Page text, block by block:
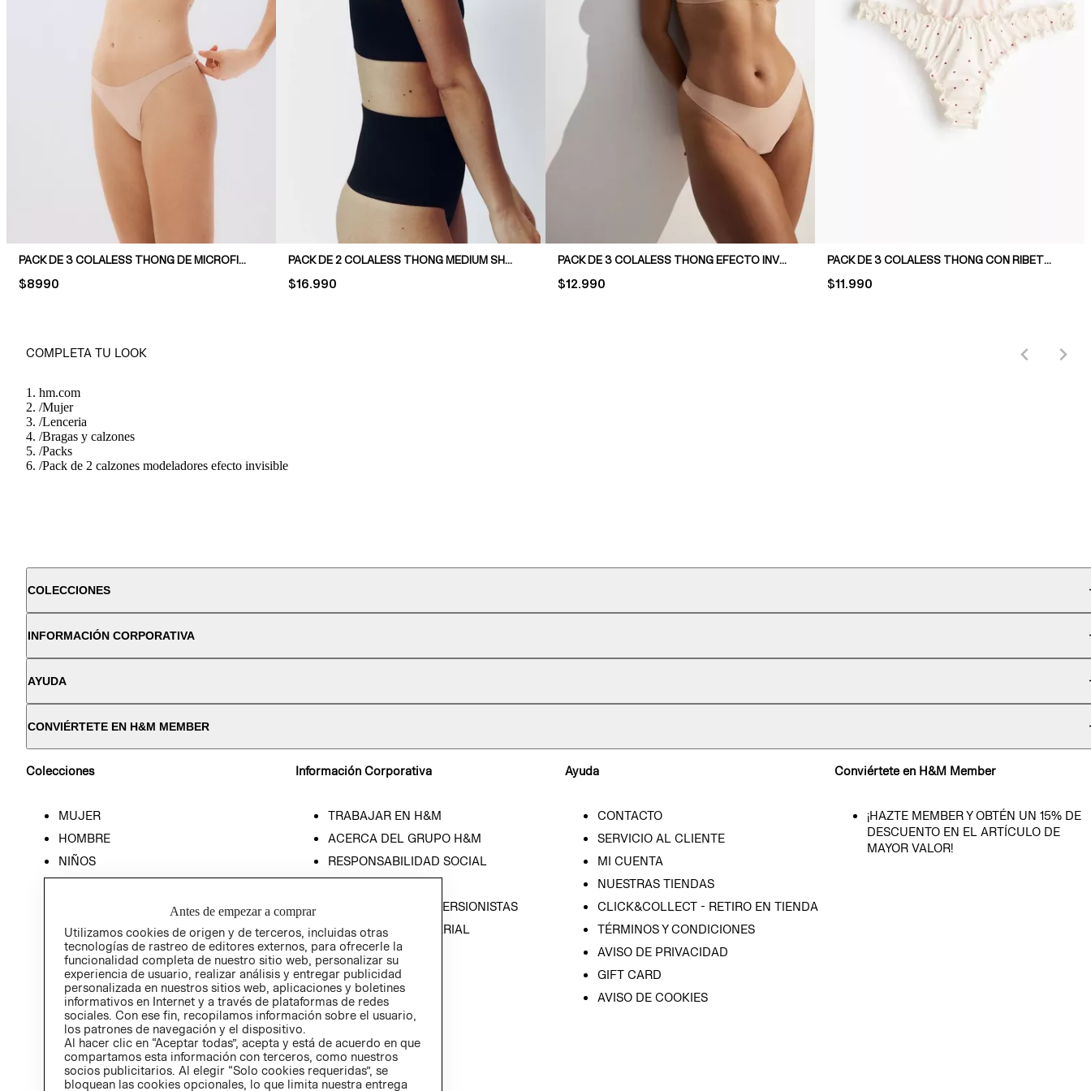
PACK DE 3 COLALESS THONG DE MICROFIBRA
PRICE:
$8990
PACK DE 2 COLALESS THONG MEDIUM SHAPE
PRICE:
$16.990
PACK DE 3 COLALESS THONG EFECTO INVISIBLE
PRICE:
$12.990
PACK DE 3 COLALESS THONG CON RIBETE SOBREHILADO
PRICE:
$11.990
COMPLETA TU LOOK
hm.com
/Mujer
/Lenceria
/Bragas y calzones
/Packs
/Pack de 2 calzones modeladores efecto invisible
COLECCIONES
INFORMACIÓN CORPORATIVA
AYUDA
CONVIÉRTETE EN H&M MEMBER
Colecciones
MUJER
HOMBRE
NIÑOS
Información Corporativa
TRABAJAR EN H&M
ACERCA DEL GRUPO H&M
RESPONSABILIDAD SOCIAL
RELACIÓN CON INVERSIONISTAS
POLÍTICA EMPRESARIAL
Ayuda
CONTACTO
SERVICIO AL CLIENTE
MI CUENTA
NUESTRAS TIENDAS
CLICK&COLLECT - RETIRO EN TIENDA
TÉRMINOS Y CONDICIONES
AVISO DE PRIVACIDAD
GIFT CARD
AVISO DE COOKIES
Conviértete en H&M Member
¡HAZTE MEMBER Y OBTÉN UN 15% DE
DESCUENTO EN EL ARTÍCULO DE
MAYOR VALOR!
Antes de empezar a comprar
Utilizamos cookies de origen y de terceros, incluidas otras
tecnologías de rastreo de editores externos, para ofrecerle la
funcionalidad completa de nuestro sitio web, personalizar su
experiencia de usuario, realizar análisis y entregar publicidad
personalizada en nuestros sitios web, aplicaciones y boletines
informativos en Internet y a través de plataformas de redes
sociales. Con ese fin, recopilamos información sobre el usuario,
los patrones de navegación y el dispositivo.
Al hacer clic en “Aceptar todas”, acepta y está de acuerdo en que
compartamos esta información con terceros, como nuestros
socios publicitarios. Al elegir “Solo cookies requeridas”, se
bloquean las cookies opcionales, lo que limita nuestra entrega